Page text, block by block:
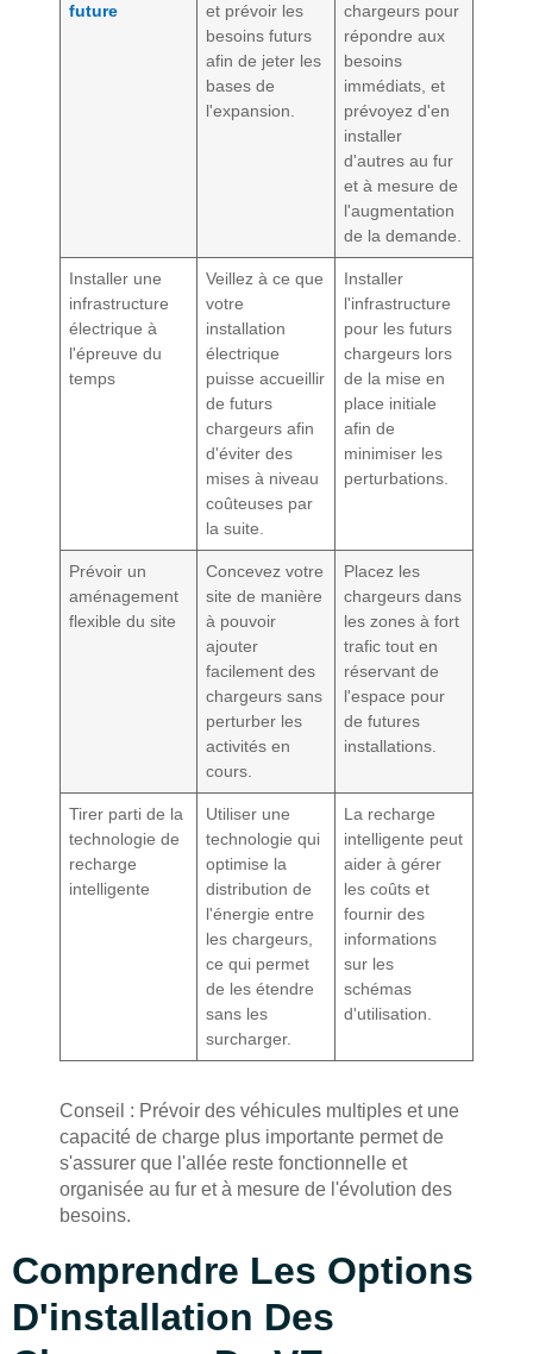
future
et prévoir les
besoins futurs
afin de jeter les
bases de
l'expansion.
chargeurs pour
répondre aux
besoins
immédiats, et
prévoyez d'en
installer
d'autres au fur
et à mesure de
l'augmentation
de la demande.
Installer une
infrastructure
électrique à
l'épreuve du
temps
Veillez à ce que
votre
installation
électrique
puisse accueillir
de futurs
chargeurs afin
d'éviter des
mises à niveau
coûteuses par
la suite.
Installer
l'infrastructure
pour les futurs
chargeurs lors
de la mise en
place initiale
afin de
minimiser les
perturbations.
Prévoir un
aménagement
flexible du site
Concevez votre
site de manière
à pouvoir
ajouter
facilement des
chargeurs sans
perturber les
activités en
cours.
Placez les
chargeurs dans
les zones à fort
trafic tout en
réservant de
l'espace pour
de futures
installations.
Tirer parti de la
technologie de
recharge
intelligente
Utiliser une
technologie qui
optimise la
distribution de
l'énergie entre
les chargeurs,
ce qui permet
de les étendre
sans les
surcharger.
La recharge
intelligente peut
aider à gérer
les coûts et
fournir des
informations
sur les
schémas
d'utilisation.
Conseil : Prévoir des véhicules multiples et une
capacité de charge plus importante permet de
s'assurer que l'allée reste fonctionnelle et
organisée au fur et à mesure de l'évolution des
besoins.
Comprendre Les Options
D'installation Des